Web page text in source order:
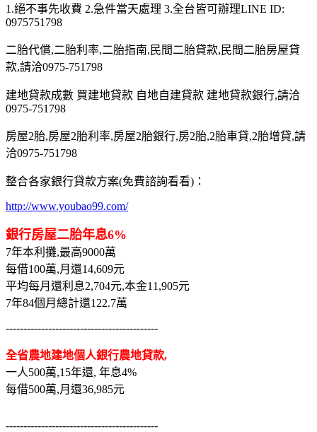
1.絕不事先收費 2.急件當天處理 3.全台皆可辦理LINE ID:
0975751798
二胎代償,二胎利率,二胎指南,民間二胎貸款,民間二胎房屋貸
款,請洽0975-751798
建地貸款成數 買建地貸款 自地自建貸款 建地貸款銀行,請洽
0975-751798
房屋2胎,房屋2胎利率,房屋2胎銀行,房2胎,2胎車貸,2胎增貸,請
洽0975-751798
整合各家銀行貸款方案(免費諮詢看看)：
http://www.youbao99.com/
銀行房屋二胎年息6%
7年本利攤,最高9000萬
每借100萬,月還14,609元
平均每月還利息2,704元,本金11,905元
7年84個月總計還122.7萬
-------------------------------------------
全省農地建地個人銀行農地貸款,
一人500萬,15年還, 年息4%
每借500萬,月還36,985元
-------------------------------------------